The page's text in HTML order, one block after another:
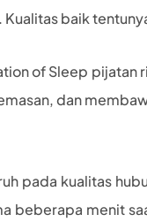
baik
of Sleep
dan
pada kualitas
beberapa menit